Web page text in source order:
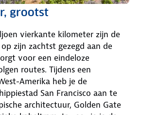
grootst
vierkante kilometer zijn de
zijn zachtst gezegd aan de
voor een eindeloze
routes. Tijdens een
Amerika heb je de
San Francisco aan te
architectuur, Golden Gate